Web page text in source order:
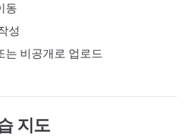
동
성
는 비공개로 업로드
지도